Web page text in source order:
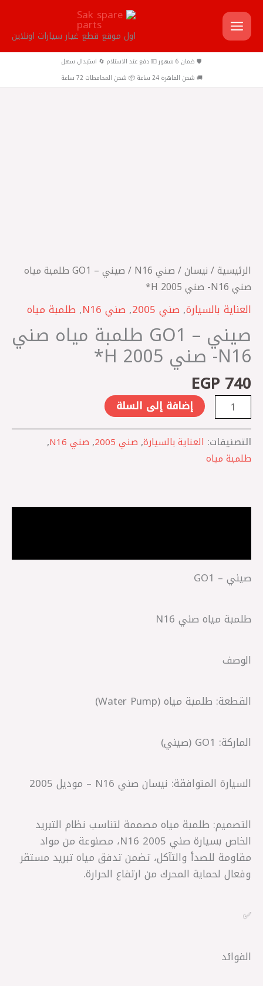
تخطي
إلى
المحتوى
اول موقع قطع غيار سيارات اونلاين
🛡️ ضمان 6 شهور 💵 دفع عند الاستلام 🔄 استبدال سهل
🚚 شحن القاهرة 24 ساعة 📦 شحن المحافظات 72 ساعة
الرئيسية/ نيسان/ صني N16
/ صيني – GO1 طلمبة مياه
صني N16- صني 2005 H*
العناية بالسيارة, صني 2005 , صني N16 , طلمبة مياه
صيني – GO1 طلمبة مياه صني
N16- صني 2005 H*
EGP 740
صني
2005
إضافة إلى السلة
التصنيفات: العناية بالسيارة, صني 2005 , صني N16
,
طلمبة مياه
صيني – GO1
طلمبة مياه صني N16
الوصف
القطعة: طلمبة مياه (Water Pump)
الماركة: GO1 (صيني)
السيارة المتوافقة: نيسان صني N16 – موديل 2005
التصميم: طلمبة مياه مصممة لتناسب نظام التبريد
الخاص بسيارة صني N16 2005، مصنوعة من مواد
مقاومة للصدأ والتآكل، تضمن تدفق مياه تبريد مستقر
وفعال لحماية المحرك من ارتفاع الحرارة.
✅
الفوائد